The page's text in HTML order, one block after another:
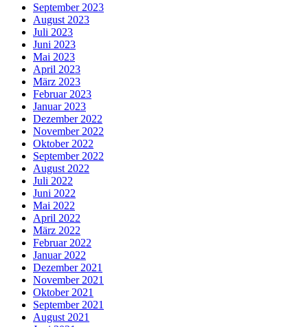
September 2023
August 2023
Juli 2023
Juni 2023
Mai 2023
April 2023
März 2023
Februar 2023
Januar 2023
Dezember 2022
November 2022
Oktober 2022
September 2022
August 2022
Juli 2022
Juni 2022
Mai 2022
April 2022
März 2022
Februar 2022
Januar 2022
Dezember 2021
November 2021
Oktober 2021
September 2021
August 2021